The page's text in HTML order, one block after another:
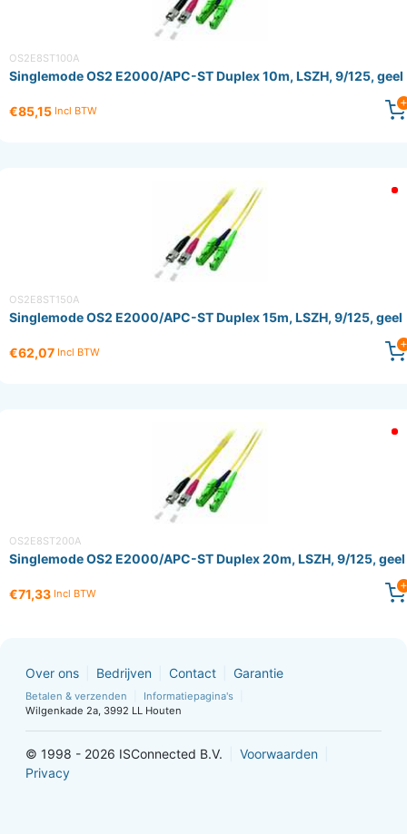
OS2E8ST100A
Singlemode OS2 E2000/APC-ST Duplex 10m, LSZH, 9/125, geel
€85,15 Incl BTW
OS2E8ST150A
Singlemode OS2 E2000/APC-ST Duplex 15m, LSZH, 9/125, geel
€62,07 Incl BTW
OS2E8ST200A
Singlemode OS2 E2000/APC-ST Duplex 20m, LSZH, 9/125, geel
€71,33 Incl BTW
Over ons Bedrijven Contact Garantie
Betalen & verzenden
Informatiepagina's
Wilgenkade 2a, 3992 LL Houten
© 1998 - 2026 ISConnected B.V.
Voorwaarden
Privacy